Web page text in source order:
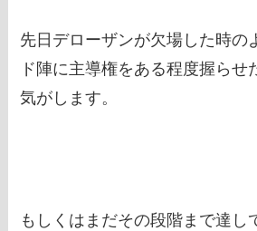
先日デローザンが欠場した時の
ド陣に主導権をある程度握らせ
気がします。
もしくはまだその段階まで達し